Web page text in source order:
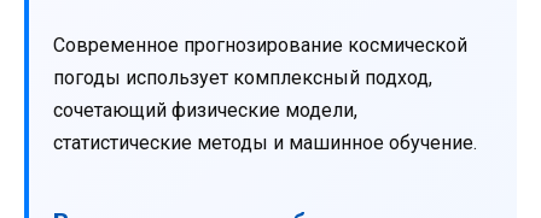
Современное прогнозирование космической
погоды использует комплексный подход,
сочетающий физические модели,
статистические методы и машинное обучение.